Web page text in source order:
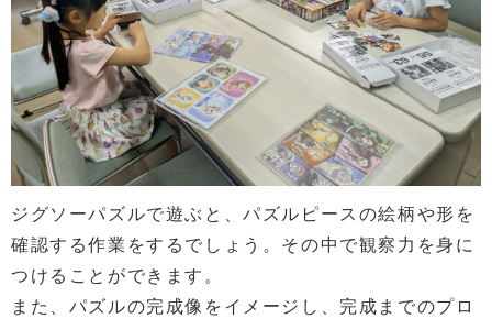
ジグソーパズルで遊ぶと、パズルピースの絵柄や形を
確認する作業をするでしょう。その中で観察力を身に
つけることができます。
また、パズルの完成像をイメージし、完成までのプロ